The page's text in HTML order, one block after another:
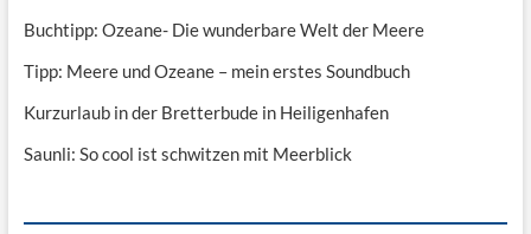
Buchtipp: Ozeane- Die wunderbare Welt der Meere
Tipp: Meere und Ozeane – mein erstes Soundbuch
Kurzurlaub in der Bretterbude in Heiligenhafen
Saunli: So cool ist schwitzen mit Meerblick